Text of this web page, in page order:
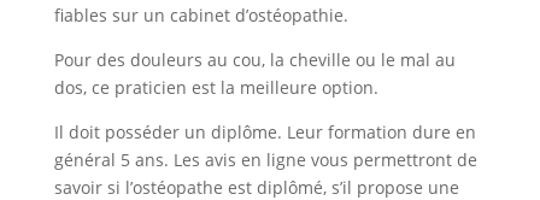
fiables sur un cabinet d’ostéopathie.
Pour des douleurs au cou, la cheville ou le mal au
dos, ce praticien est la meilleure option.
Il doit posséder un diplôme. Leur formation dure en
général 5 ans. Les avis en ligne vous permettront de
savoir si l’ostéopathe est diplômé, s’il propose une